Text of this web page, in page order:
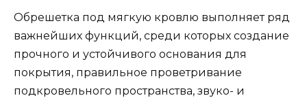
Обрешетка под мягкую кровлю выполняет ряд
важнейших функций, среди которых создание
прочного и устойчивого основания для
покрытия, правильное проветривание
подкровельного пространства, звуко- и